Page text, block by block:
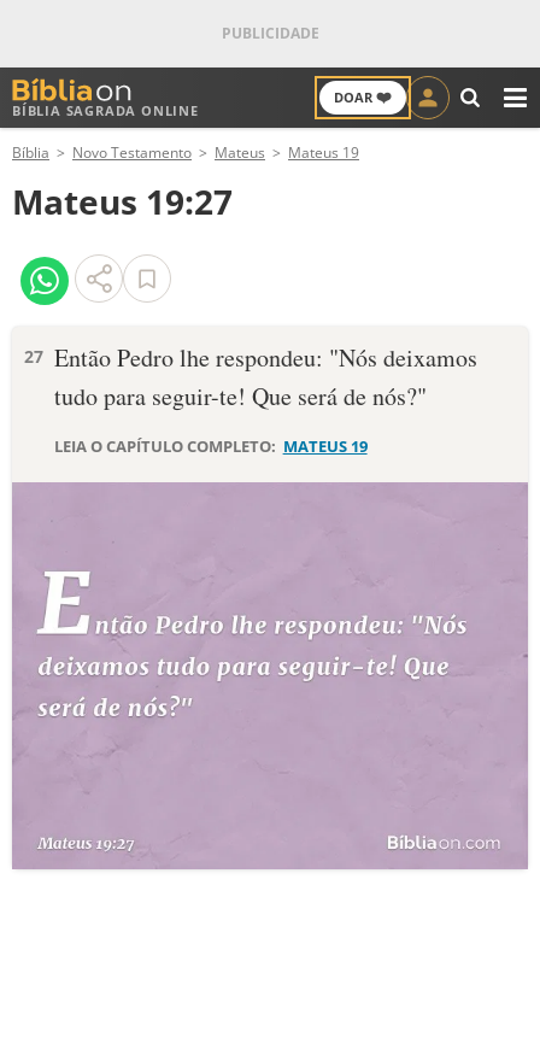
BÍBLIA SAGRADA ONLINE
DOAR ❤️
ANTIGO TESTAMENTO
NOVO TESTAMENTO
VERSÍCULOS
PALAVRA DO DIA
10 MANDAMENTOS
ESTUDOS BÍBLICOS
ESBOÇOS DE PREGAÇÃO
Bíblia Novo Testamento Mateus Mateus 19
Mateus 19:27
27 Então Pedro lhe respondeu: "Nós deixamos
tudo para seguir-te! Que será de nós?"
LEIA O CAPÍTULO COMPLETO: MATEUS 19